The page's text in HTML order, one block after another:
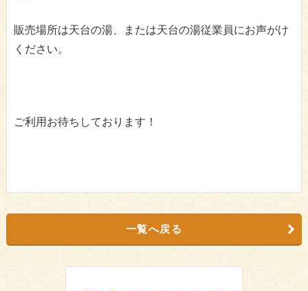
販売場所は天台の湯、または天台の湯従業員にお声がけ
ください。
ご利用お待ちしております！
一覧へ戻る